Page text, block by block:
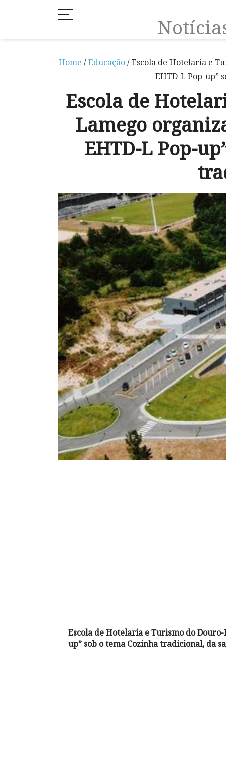
Home /Educação/ Escola de Hotelaria e
EHTD-L Pop-up”
Escola de
Lamego
EHTD-L Pop-
Escola de Hotelaria e Turismo do
up” sob o tema Cozinha tradicional, da